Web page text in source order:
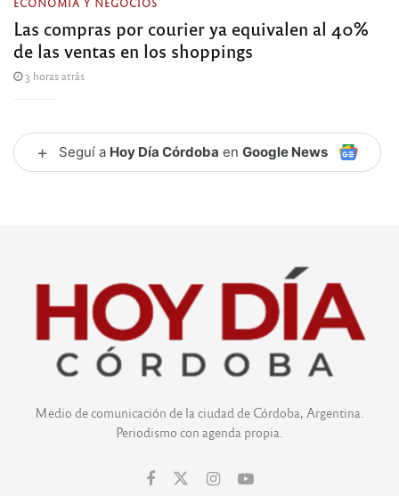
ECONOMÍA Y NEGOCIOS
Las compras por courier ya equivalen al 40%
de las ventas en los shoppings
3 horas atrás
+ Seguí a Hoy Día Córdoba en Google News
Medio de comunicación de la ciudad de Córdoba, Argentina.
Periodismo con agenda propia.